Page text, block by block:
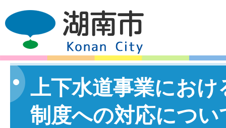
上下水道事業にお
制度への対応につい